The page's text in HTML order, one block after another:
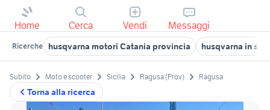
Home Cerca Vendi Messaggi
Ricerche husqvarna motori Catania provincia husqvarna in
Torna alla ricerca
Subito Moto e scooter Sicilia Ragusa (Prov) Ragusa